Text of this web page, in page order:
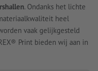
. Ondanks het lichte
heel
vaak gelijkgesteld
Print bieden wij aan in